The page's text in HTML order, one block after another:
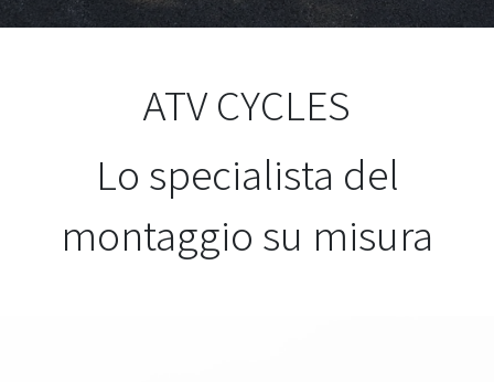
ATV CYCLES
Lo specialista del
montaggio su misura